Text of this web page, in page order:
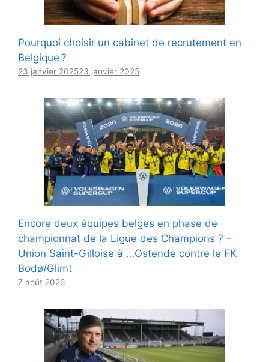
Pourquoi choisir un cabinet de recrutement en
Belgique ?
23 janvier 202523 janvier 2025
Encore deux équipes belges en phase de
championnat de la Ligue des Champions ? –
Union Saint-Gilloise à …Ostende contre le FK
Bodø/Glimt
7 août 2026